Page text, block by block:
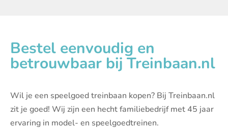
Bestel eenvoudig en
betrouwbaar bij Treinbaan.nl
Wil je een speelgoed treinbaan kopen? Bij Treinbaan.nl
zit je goed! Wij zijn een hecht familiebedrijf met 45 jaar
ervaring in model- en speelgoedtreinen.